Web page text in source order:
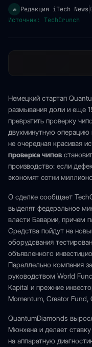
✍️ Редакция iTech News
Источник: TechCrunch
Немецкий стартап
размывания доли и еще
превратить проверку
двухминутную операцию
не очередная красивая
проверка чипов
производство: если
экономят сотни
О сделке сообщает
выделят федеральное
власти Баварии, причем
Средства пойдут на
оборудования
объявленного
Параллельно компания
руководством World
Kapital и прежние
Momentum, Creator Fund,
QuantumDiamonds
Мюнхена и делает
на аппаратную